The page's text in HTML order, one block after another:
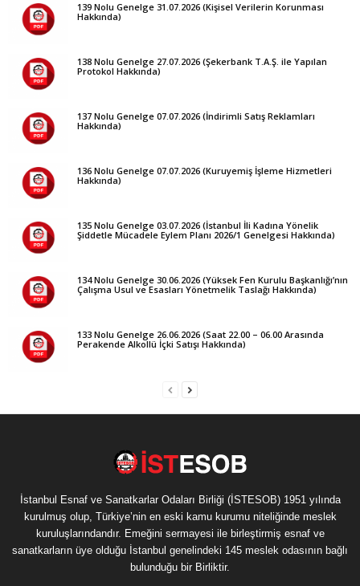
139 Nolu Genelge 31.07.2026 (Kişisel Verilerin Korunması
Hakkında)
138 Nolu Genelge 27.07.2026 (Şekerbank T.A.Ş. ile Yapılan
Protokol Hakkında)
137 Nolu Genelge 07.07.2026 (İndirimli Satış Reklamları
Hakkında)
136 Nolu Genelge 07.07.2026 (Kuruyemiş İşleme Hizmetleri
Hakkında)
135 Nolu Genelge 03.07.2026 (İstanbul İli Kadına Yönelik
Şiddetle Mücadele Eylem Planı 2026/1 Genelgesi Hakkında)
134 Nolu Genelge 30.06.2026 (Yüksek Fen Kurulu Başkanlığı’nın
Çalışma Usul ve Esasları Yönetmelik Taslağı Hakkında)
133 Nolu Genelge 26.06.2026 (Saat 22.00 – 06.00 Arasında
Perakende Alkollü İçki Satışı Hakkında)
İstanbul Esnaf ve Sanatkarlar Odaları Birliği (İSTESOB) 1951 yılında
kurulmuş olup, Türkiye’nin en eski kamu kurumu niteliğinde meslek
kuruluşlarındandır. Emeğini sermayesi ile birleştirmiş esnaf ve
sanatkarların üye olduğu İstanbul genelindeki 145 meslek odasının bağlı
bulunduğu bir Birliktir.